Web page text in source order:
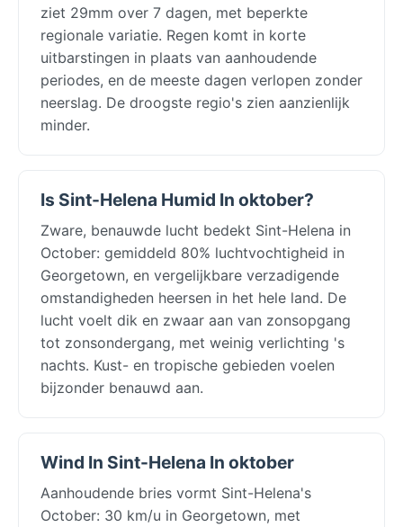
ziet 29mm over 7 dagen, met beperkte
regionale variatie. Regen komt in korte
uitbarstingen in plaats van aanhoudende
periodes, en de meeste dagen verlopen zonder
neerslag. De droogste regio's zien aanzienlijk
minder.
Is Sint-Helena Humid In oktober?
Zware, benauwde lucht bedekt Sint-Helena in
October: gemiddeld 80% luchtvochtigheid in
Georgetown, en vergelijkbare verzadigende
omstandigheden heersen in het hele land. De
lucht voelt dik en zwaar aan van zonsopgang
tot zonsondergang, met weinig verlichting 's
nachts. Kust- en tropische gebieden voelen
bijzonder benauwd aan.
Wind In Sint-Helena In oktober
Aanhoudende bries vormt Sint-Helena's
October: 30 km/u in Georgetown, met